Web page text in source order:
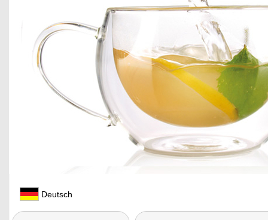
Deutsch